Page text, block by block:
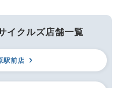
イクルズ店舗一覧
駅前店